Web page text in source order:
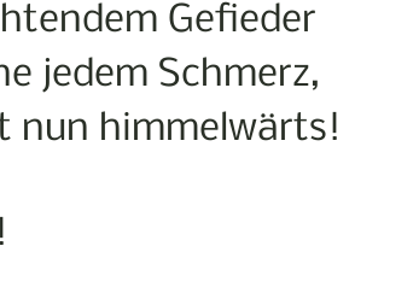
Gefieder
jedem Schmerz,
nun himmelwärts!